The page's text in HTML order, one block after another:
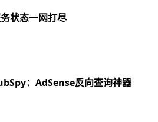
状态一网打尽
：AdSense反向查询神器